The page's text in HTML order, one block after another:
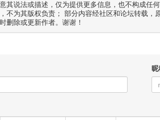
其说法或描述，仅为提供更多信息，也不构成任
不为其版权负责； 部分内容经社区和论坛转载，
删除或更新作者。谢谢！
昵